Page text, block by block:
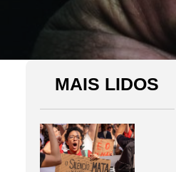
MAIS LIDOS